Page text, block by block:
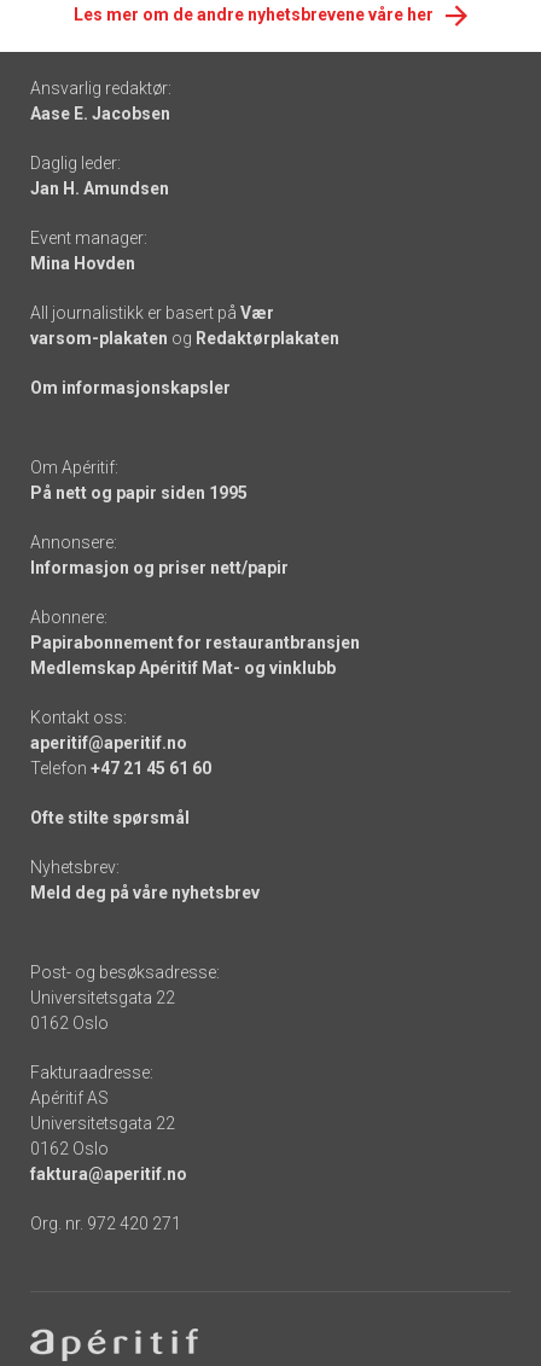
Les mer om de andre nyhetsbrevene våre her
Footer
-
links
Ansvarlig redaktør:
Aase E. Jacobsen
Daglig leder:
Jan H. Amundsen
Event manager:
Mina Hovden
All journalistikk er basert på Vær
varsom-plakaten og Redaktørplakaten
Om informasjonskapsler
Om Apéritif:
På nett og papir siden 1995
Annonsere:
Informasjon og priser nett/papir
Abonnere:
Papirabonnement for restaurantbransjen
Medlemskap Apéritif Mat- og vinklubb
Kontakt oss:
aperitif@aperitif.no
Telefon +47 21 45 61 60
Ofte stilte spørsmål
Nyhetsbrev:
Meld deg på våre nyhetsbrev
Post- og besøksadresse:
Universitetsgata 22
0162 Oslo
Fakturaadresse:
Apéritif AS
Universitetsgata 22
0162 Oslo
faktura@aperitif.no
Org. nr. 972 420 271